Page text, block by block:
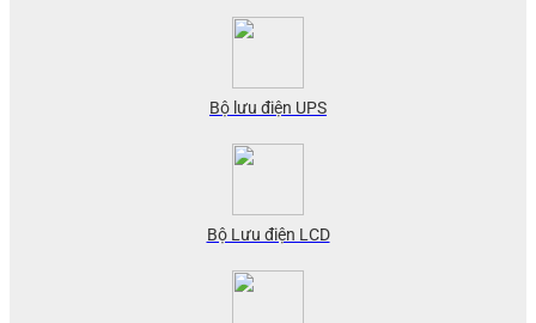
Bộ lưu điện UPS
Bộ Lưu điện LCD